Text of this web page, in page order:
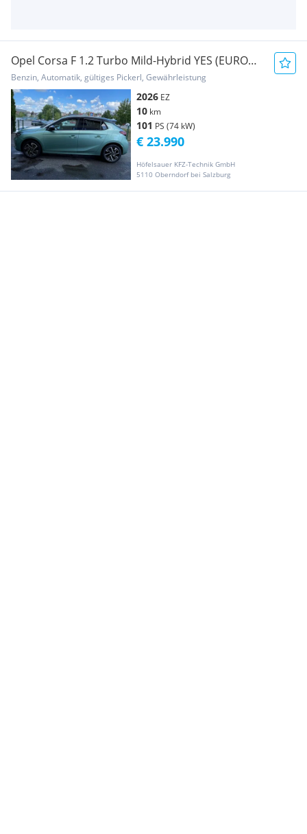
Opel Corsa F 1.2 Turbo Mild-Hybrid YES (EURO
6e)
Benzin, Automatik, gültiges Pickerl, Gewährleistung
2026 EZ
10 km
101 PS (74 kW)
Höfelsauer KFZ-Technik GmbH
5110 Oberndorf bei Salzburg
€ 23.990